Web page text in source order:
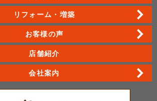
リフォーム・増築
お客様の声
店舗紹介
会社案内